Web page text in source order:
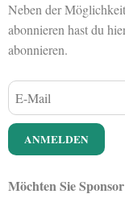
Neben der
abonnieren hast du
abonnieren.
Möchten Sie